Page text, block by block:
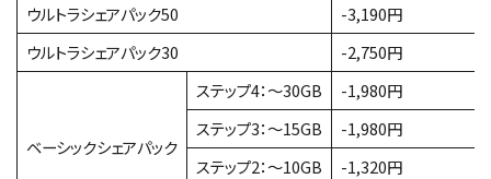
ウルトラシェアパック50
-3,190円
ウルトラシェアパック30
-2,750円
ベーシックシェアパック
ステップ4：〜30GB
-1,980円
ステップ3：〜15GB
-1,980円
ステップ2：〜10GB
-1,320円